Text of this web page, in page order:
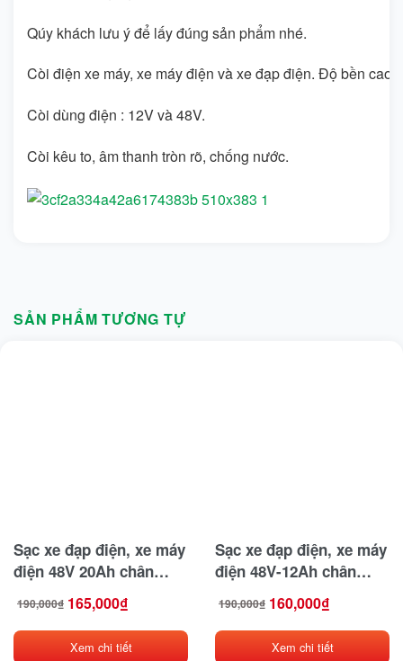
Qúy khách lưu ý để lấy đúng sản phẩm nhé.
Còi điện xe máy, xe máy điện và xe đạp điện. Độ bền cao.
Còi dùng điện : 12V và 48V.
Còi kêu to, âm thanh tròn rõ, chống nước.
SẢN PHẨM TƯƠNG TỰ
Sạc xe đạp điện, xe máy
điện 48V 20Ah chân
chụp cao cấp
190,000₫
Giá
gốc
190,000₫.
165,000₫
Giá
hiện
là:
165,000₫.
Xem chi tiết
Sạc xe đạp điện, xe máy
điện 48V-12Ah chân
vuông cao cấp
190,000₫
Giá
gốc
190,000₫.
160,000₫
Giá
hiện
là:
160,000₫.
Xem chi tiết